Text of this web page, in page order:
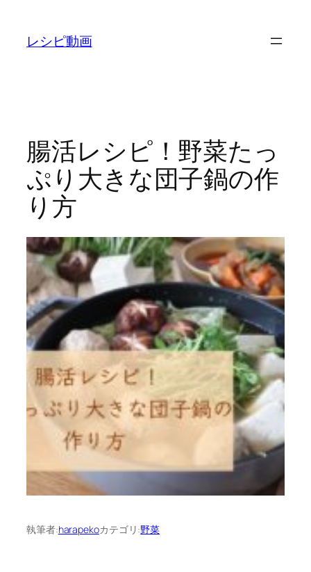
レシピ動画
腸活レシピ！野菜たっ
ぷり大きな団子鍋の作
り方
執筆者:harapekoカテゴリ:野菜